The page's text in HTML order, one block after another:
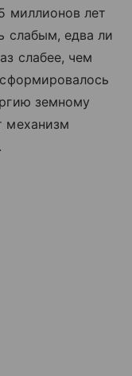
миллионов лет
слабым, едва ли
слабее, чем
земному
механизм